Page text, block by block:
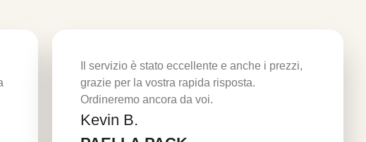
Il servizio è stato eccellente e anche i prezzi,
grazie per la vostra rapida risposta.
Ordineremo ancora da voi.
Kevin B.